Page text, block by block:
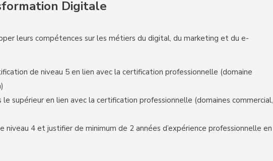
Digitale
leurs compétences sur les métiers du digital, du marketing et du e-
de niveau 5 en lien avec la certification professionnelle (domaine
supérieur en lien avec la certification professionnelle (domaines commercial,
4 et justifier de minimum de 2 années d’expérience professionnelle en